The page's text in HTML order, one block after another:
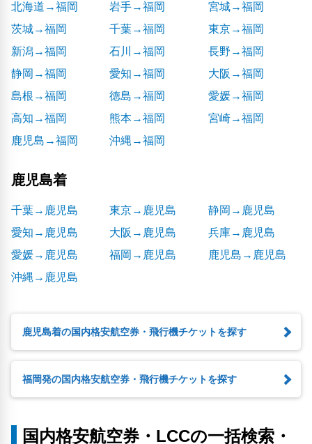
北海道→福岡 岩手→福岡
宮城→福岡
茨城→福岡
千葉→福岡
東京→福岡
新潟→福岡
石川→福岡
長野→福岡
静岡→福岡
愛知→福岡
大阪→福岡
島根→福岡
徳島→福岡
愛媛→福岡
高知→福岡
熊本→福岡
宮崎→福岡
鹿児島→福岡
沖縄→福岡
鹿児島着
千葉→鹿児島 東京→鹿児島
静岡→鹿児島
愛知→鹿児島
大阪→鹿児島
兵庫→鹿児島
愛媛→鹿児島
福岡→鹿児島
鹿児島→鹿児島
沖縄→鹿児島
鹿児島着の国内格安航空券・飛行機チケットを探す
福岡発の国内格安航空券・飛行機チケットを探す
国内格安航空券・LCCの一括検索・